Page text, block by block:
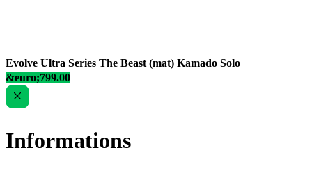
Evolve Ultra Series The Beast (mat) Kamado Solo
&euro;799.00
Informations